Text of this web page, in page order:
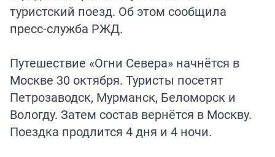
туристский поезд. Об этом сообщила
пресс-служба РЖД.
Путешествие «Огни Севера» начнётся в
Москве 30 октября. Туристы посетят
Петрозаводск, Мурманск, Беломорск и
Вологду. Затем состав вернётся в Москву.
Поездка продлится 4 дня и 4 ночи.